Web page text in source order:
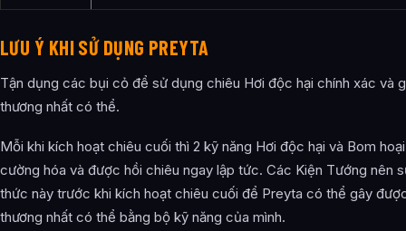
LƯU Ý KHI SỬ DỤNG PREYTA
Tận dụng các bụi cỏ để sử dụng chiêu Hơi độc hại chính xác và
thương nhất có thể.
Mỗi khi kích hoạt chiêu cuối thì 2 kỹ năng Hơi độc hại và Bom
cường hóa và được hồi chiêu ngay lập tức. Các Kiện Tướng nên
thức này trước khi kích hoạt chiêu cuối để Preyta có thể gây
thương nhất có thể bằng bộ kỹ năng của mình.